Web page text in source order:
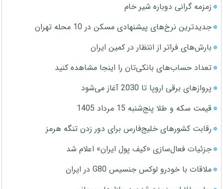
زمزمه گرانی دوباره شیر خام
جدیدترین نرخ‌های پیشنهادی مسکن در 10 محله تهران
بارش‌های فراتر از انتظار در کمین ایران
تعداد حساب‌های بانکی‌تان را اینجا مشاهده کنید
پروازهای برقی اروپا تا 2030 آغاز می‌شود
قیمت سکه و طلا پنج‌شنبه 15 مرداد 1405
رقابت کشورهای خلیج‌فارس برای دور زدن تنگه هرمز
جزئیات فعال‌سازی «کیف پول ایران» اعلام شد
ملاقات با خودرو لوکس جنسیس G80 در ایران